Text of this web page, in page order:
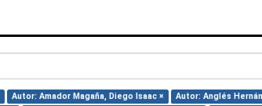
Autor: Amador Magaña, Diego Isaac × Autor: Anglés